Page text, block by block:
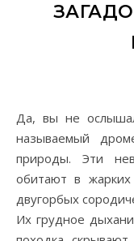
Да, вы не ослышались! Одногорбый верблюд, часто
называемый
природы. Эти
обитают в
двугорбых
Их грудное